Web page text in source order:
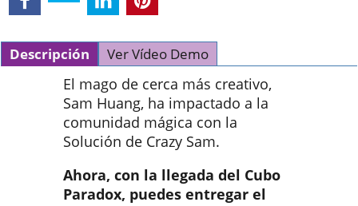
Descripción Ver Vídeo Demo
El mago de cerca más creativo,
Sam Huang, ha impactado a la
comunidad mágica con la
Solución de Crazy Sam.
Ahora, con la llegada del Cubo
Paradox, puedes entregar el